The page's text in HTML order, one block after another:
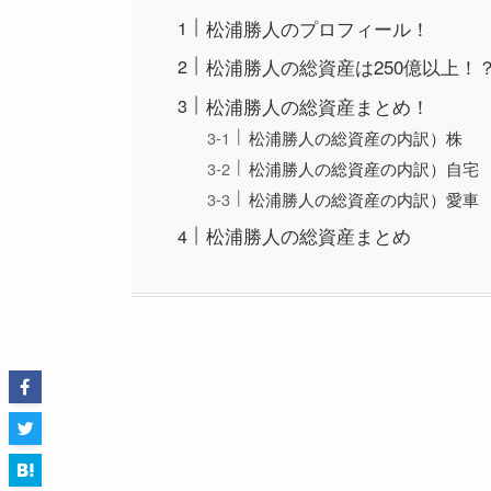
松浦勝人のプロフィール！
松浦勝人の総資産は250億以上！
松浦勝人の総資産まとめ！
松浦勝人の総資産の内訳）株
松浦勝人の総資産の内訳）自宅
松浦勝人の総資産の内訳）愛車
松浦勝人の総資産まとめ